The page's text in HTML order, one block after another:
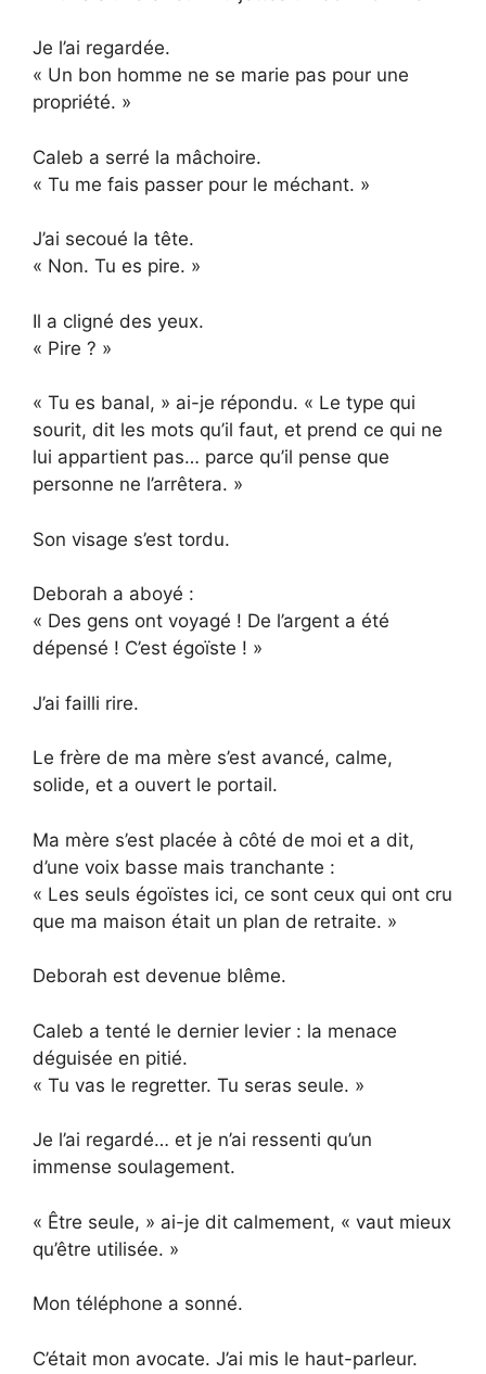
Je l’ai regardée.
« Un bon homme ne se marie pas pour une
propriété. »
Caleb a serré la mâchoire.
« Tu me fais passer pour le méchant. »
J’ai secoué la tête.
« Non. Tu es pire. »
Il a cligné des yeux.
« Pire ? »
« Tu es banal, » ai-je répondu. « Le type qui
sourit, dit les mots qu’il faut, et prend ce qui ne
lui appartient pas… parce qu’il pense que
personne ne l’arrêtera. »
Son visage s’est tordu.
Deborah a aboyé :
« Des gens ont voyagé ! De l’argent a été
dépensé ! C’est égoïste ! »
J’ai failli rire.
Le frère de ma mère s’est avancé, calme,
solide, et a ouvert le portail.
Ma mère s’est placée à côté de moi et a dit,
d’une voix basse mais tranchante :
« Les seuls égoïstes ici, ce sont ceux qui ont cru
que ma maison était un plan de retraite. »
Deborah est devenue blême.
Caleb a tenté le dernier levier : la menace
déguisée en pitié.
« Tu vas le regretter. Tu seras seule. »
Je l’ai regardé… et je n’ai ressenti qu’un
immense soulagement.
« Être seule, » ai-je dit calmement, « vaut mieux
qu’être utilisée. »
Mon téléphone a sonné.
C’était mon avocate. J’ai mis le haut-parleur.